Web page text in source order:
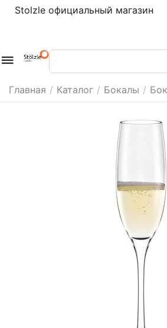
Stolzle официальный магазин
Главная / Каталог / Бокалы /